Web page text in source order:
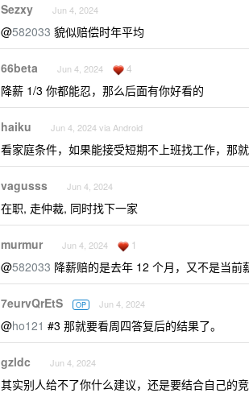
Sezxy Jun 4, 2024
@582033 貌似赔偿时年平均
66beta Jun 4, 2024 4
降薪 1/3 你都能忍，那么后面有你好看的
haiku Jun 4, 2024 via Android
看家庭条件，如果能接受短期不上班找工作，那
vagusss Jun 4, 2024
在职, 走仲裁, 同时找下一家
murmur Jun 4, 2024 1
@582033 降薪赔的是去年 12 个月，又不是当前
7eurvQrEtS OP Jun 4, 2024
@ho121 #3 那就要看周四答复后的结果了。
gzldc Jun 4, 2024
其实别人给不了你什么建议，还是要结合自己的